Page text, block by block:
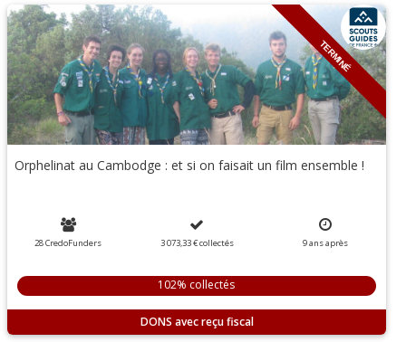
TERMINÉ
Orphelinat au Cambodge : et si on faisait un film ensemble !
28 CredoFunders 3 073,33 €collectés 9ansaprès
102% collectés
DONS